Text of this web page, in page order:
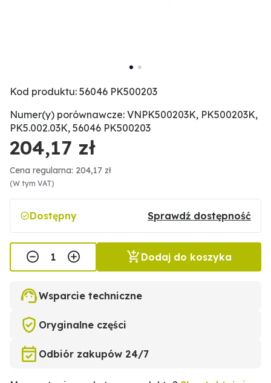
Kod produktu: 56046 PK500203
Numer(y) porównawcze: VNPK500203K, PK500203K,
PK5.002.03K, 56046 PK500203
204,17 zł
Cena regularna: 204,17 zł
(W tym VAT)
Dostępny Sprawdź dostępność
Dodaj do koszyka
Wsparcie techniczne
Oryginalne części
Odbiór zakupów 24/7